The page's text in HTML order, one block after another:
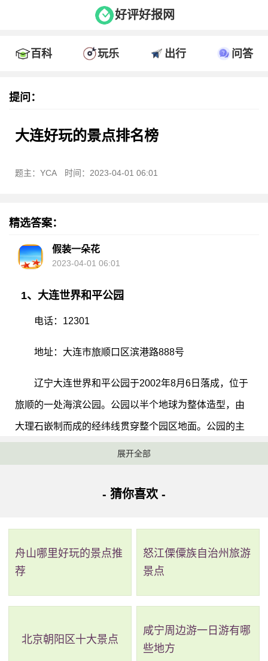
好评好报网
百科 玩乐 出行 问答
提问：
大连好玩的景点排名榜
题主：YCA 时间：2023-04-01 06:01
精选答案：
假装一朵花
2023-04-01 06:01
1、大连世界和平公园
电话：12301
地址：大连市旅顺口区滨港路888号
辽宁大连世界和平公园于2002年8月6日落成，位于
旅顺的一处海滨公园。公园以半个地球为整体造型，由
大理石嵌制而成的经纬线贯穿整个园区地面。公园的主
题是《百国首脑和平圣诗》，世界96位国家首脑的青铜
景，其主楼的造型亦宛若一只和平鸽，其他园内还展有
请世界各国首脑用各自国家的语言，以诗歌或箴言的形
式，在21世纪来临之际祈祷世界和平。这一活动得到中
国国家主席江泽民、前美国总统克林顿、前俄罗斯总统
世之举，辽宁大连世界和平公园应运而生。
展开全部
- 猜你喜欢 -
舟山哪里好玩的景点推
荐
怒江傈僳族自治州旅游
景点
北京朝阳区十大景点
咸宁周边游一日游有哪
些地方